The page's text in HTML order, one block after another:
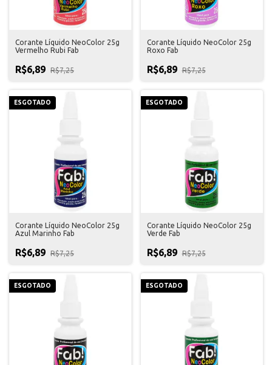
Corante Líquido NeoColor 25g
Vermelho Rubi Fab
R$6,89 R$7,25
Corante Líquido NeoColor 25g
Roxo Fab
R$6,89 R$7,25
ESGOTADO
Corante Líquido NeoColor 25g
Azul Marinho Fab
R$6,89 R$7,25
ESGOTADO
Corante Líquido NeoColor 25g
Verde Fab
R$6,89 R$7,25
ESGOTADO ESGOTADO